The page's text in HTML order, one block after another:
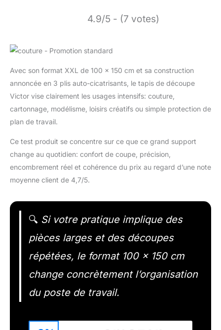
4.9/5 - (7 votes)
Avec son format XXL de 100 x 150 cm et sa construction
annoncée en 3 plis auto-cicatrisants, le tapis de découpe
Victor vise clairement les usages intensifs: couture,
cartonnage, modélisme, loisirs créatifs ou simple protection de
plan de travail.
Ce test produit se concentre sur ce que ce grand support
change au quotidien: confort de coupe, précision,
encombrement réel et cohérence du prix au regard d’une note
moyenne client de 4,7/5.
🔍 Si votre pratique implique des
pièces larges et des découpes
répétées, le format 100 x 150 cm
change concrètement l’organisation
du poste de travail.